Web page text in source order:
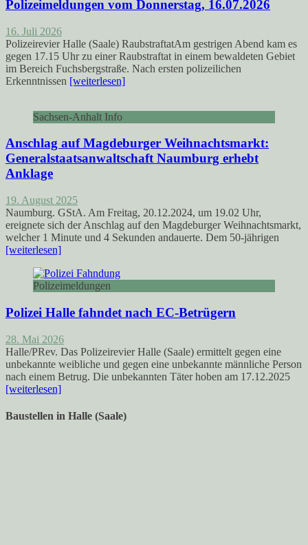
Polizeimeldungen vom Donnerstag, 16.07.2026
16. Juli 2026
Polizeirevier Halle (Saale) RaubstraftatAm gestrigen Abend kam es
gegen 17.15 Uhr zu einer Raubstraftat in einem bewaldeten Gebiet
im Bereich Fuchsbergstraße. Nach ersten polizeilichen
Erkenntnissen [weiterlesen]
Sachsen-Anhalt Info
Anschlag auf Magdeburger Weihnachtsmarkt:
Generalstaatsanwaltschaft Naumburg erhebt
Anklage
19. August 2025
Naumburg. GStA. Am Freitag, 20.12.2024, um 19.02 Uhr,
ereignete sich der Anschlag auf den Magdeburger Weihnachtsmarkt,
welcher 1 Minute und 4 Sekunden andauerte. Dem 50-jährigen
[weiterlesen]
Polizeimeldungen
Polizei Halle fahndet nach EC-Betrügern
28. Mai 2026
Halle/PRev. Das Polizeirevier Halle (Saale) ermittelt gegen eine
unbekannte weibliche und gegen eine unbekannte männliche Person
nach einem Betrug. Die unbekannten Täter hoben am 17.12.2025
[weiterlesen]
Baustellen in Halle (Saale)